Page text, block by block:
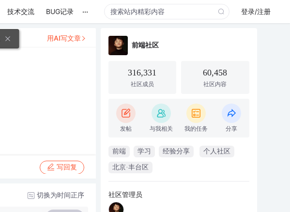
技术交流 BUG记录 ... 登录/注册
写回复
用AI写文章
切换为时间正序
前端社区
316,331
社区成员
60,458
社区内容
发帖 与我相关 我的任务 分享
前端 学习 经验分享 个人社区
北京·丰台区
社区管理员